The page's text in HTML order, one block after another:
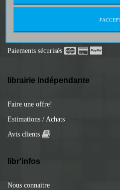
Livraisons
Paiements sécurisés
librairie indépendante
Faire une offre!
Estimations / Achats
Avis clients
libr'infos
Nous connaitre